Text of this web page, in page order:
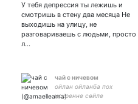
У тебя депрессия ты лежишь и
смотришь в стену два месяца Не
выходишь на улицу, не
разговариваешь с людьми, просто
л…
чай с ничевом
ойлан ойланба пох
искренне сөйле